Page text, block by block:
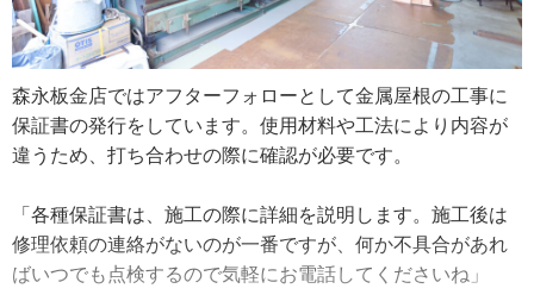
屋根は陽当たりや土地の風向きにより経年劣化の進み具合
が違います。特に風の向きは職人がもっとも留意するとこ
ろで、潮風や台風時の強風の当たり具合を考慮して金属屋
根（ガルバリウム鋼板屋根）の張る向きを決定するそうで
す。
実際の屋根工事の事例では、コロニアル屋根（※１）から
金属屋根（ガルバリウム鋼板屋根）への葺き替えが挙がり
ました。屋根リフォーム工事も既存の屋根材の上から新し
いものを設置するカバー工法（※２）が主流ですが、家の
森永板金店ではアフターフォローとして金属屋根の工事に
保証書の発行をしています。使用材料や工法により内容が
違うため、打ち合わせの際に確認が必要です。
「各種保証書は、施工の際に詳細を説明します。施工後は
修理依頼の連絡がないのが一番ですが、何か不具合があれ
ばいつでも点検するので気軽にお電話してくださいね」